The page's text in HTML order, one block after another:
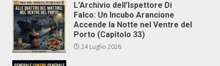
L’Archivio dell’Ispettore Di
Falco: Un Incubo Arancione
Accende la Notte nel Ventre del
Porto (Capitolo 33)
24 Luglio 2026